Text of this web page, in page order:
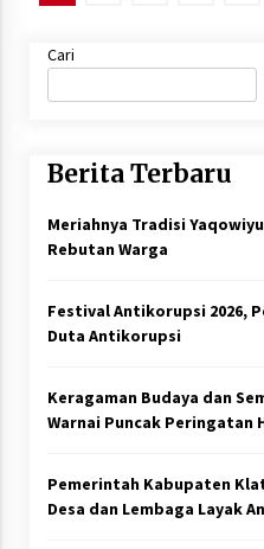
Cari
Berita Terbaru
Meriahnya Tradisi
Rebutan Warga
Festival Antikorupsi 2026,
Duta Antikorupsi
Keragaman Budaya dan
Warnai Puncak Peringatan
Pemerintah Kabupaten
Desa dan Lembaga Layak